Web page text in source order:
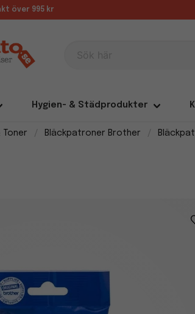
över 995 kr
Hygien- & Städprodukter
Toner Bläckpatroner Brother